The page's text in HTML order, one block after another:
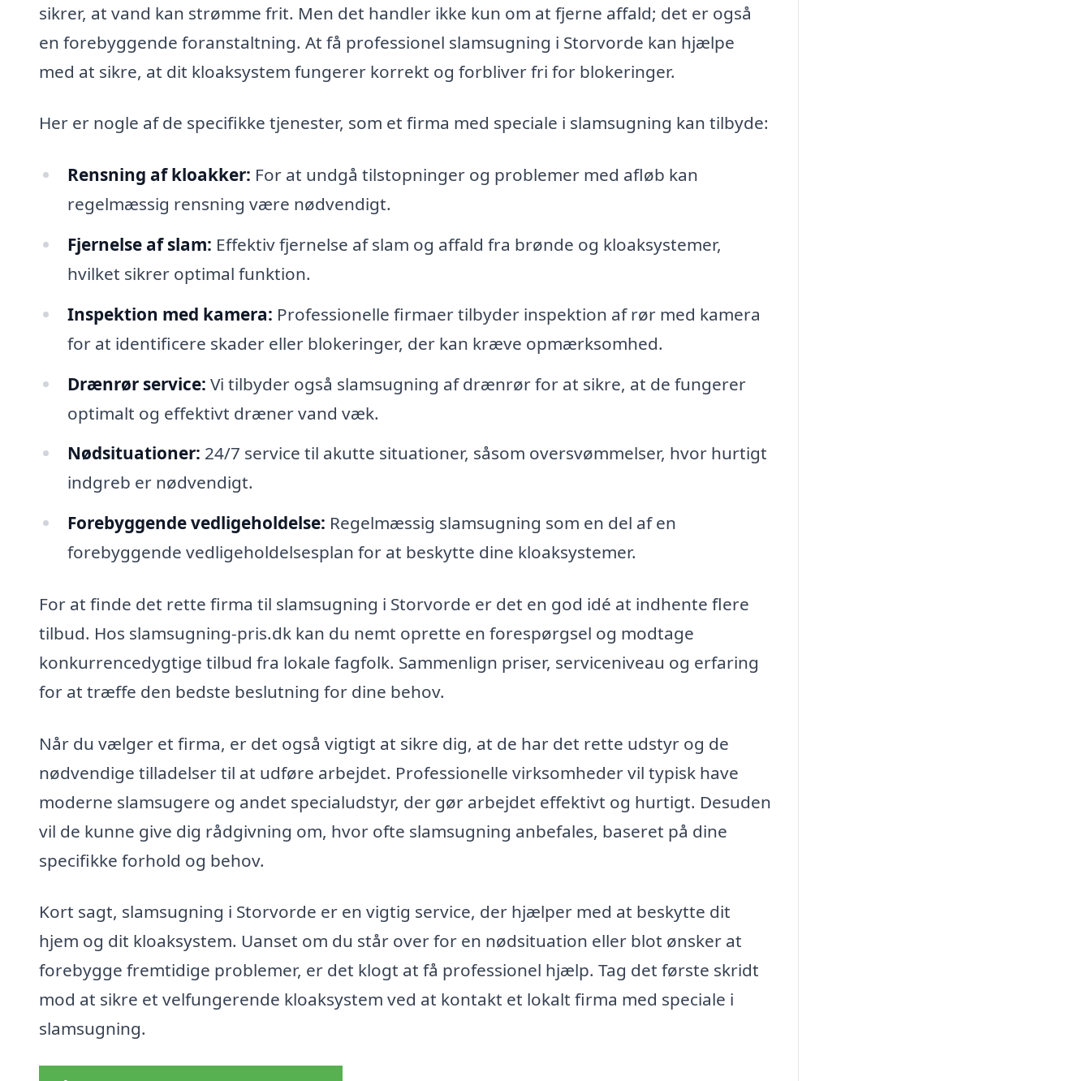
sikrer, at vand kan strømme frit. Men det handler ikke kun om at fjerne affald; det er også
en forebyggende foranstaltning. At få professionel slamsugning i Storvorde kan hjælpe
med at sikre, at dit kloaksystem fungerer korrekt og forbliver fri for blokeringer.
Her er nogle af de specifikke tjenester, som et firma med speciale i slamsugning kan tilbyde:
Rensning af kloakker: For at undgå tilstopninger og problemer med afløb kan
regelmæssig rensning være nødvendigt.
Fjernelse af slam: Effektiv fjernelse af slam og affald fra brønde og kloaksystemer,
hvilket sikrer optimal funktion.
Inspektion med kamera: Professionelle firmaer tilbyder inspektion af rør med kamera
for at identificere skader eller blokeringer, der kan kræve opmærksomhed.
Drænrør service: Vi tilbyder også slamsugning af drænrør for at sikre, at de fungerer
optimalt og effektivt dræner vand væk.
Nødsituationer: 24/7 service til akutte situationer, såsom oversvømmelser, hvor hurtigt
indgreb er nødvendigt.
Forebyggende vedligeholdelse: Regelmæssig slamsugning som en del af en
forebyggende vedligeholdelsesplan for at beskytte dine kloaksystemer.
For at finde det rette firma til slamsugning i Storvorde er det en god idé at indhente flere
tilbud. Hos slamsugning-pris.dk kan du nemt oprette en forespørgsel og modtage
konkurrencedygtige tilbud fra lokale fagfolk. Sammenlign priser, serviceniveau og erfaring
for at træffe den bedste beslutning for dine behov.
Når du vælger et firma, er det også vigtigt at sikre dig, at de har det rette udstyr og de
nødvendige tilladelser til at udføre arbejdet. Professionelle virksomheder vil typisk have
moderne slamsugere og andet specialudstyr, der gør arbejdet effektivt og hurtigt. Desuden
vil de kunne give dig rådgivning om, hvor ofte slamsugning anbefales, baseret på dine
specifikke forhold og behov.
Kort sagt, slamsugning i Storvorde er en vigtig service, der hjælper med at beskytte dit
hjem og dit kloaksystem. Uanset om du står over for en nødsituation eller blot ønsker at
forebygge fremtidige problemer, er det klogt at få professionel hjælp. Tag det første skridt
mod at sikre et velfungerende kloaksystem ved at kontakt et lokalt firma med speciale i
slamsugning.